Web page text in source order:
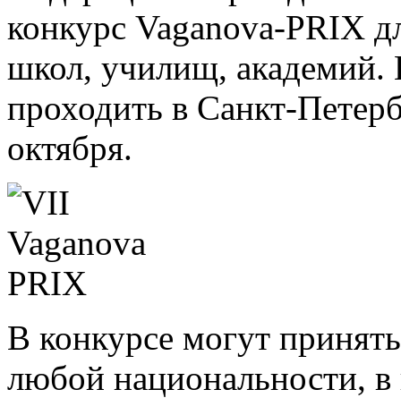
конкурс Vaganova-PRIX
школ, училищ, академий.
проходить в Санкт-
октября.
В конкурсе могут
любой национальности, в